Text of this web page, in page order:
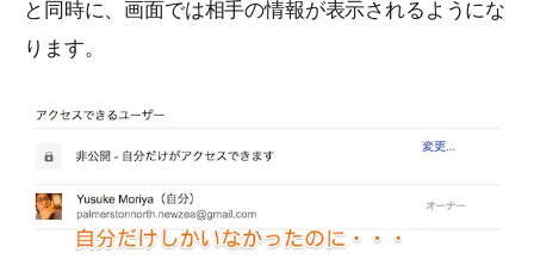
と同時に、画面では相手の情報が表示されるようにな
ります。